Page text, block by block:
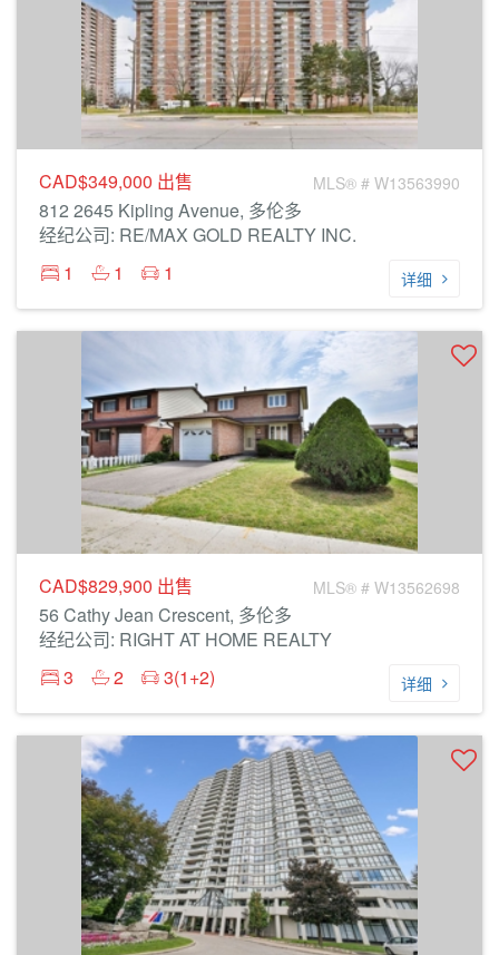
CAD$349,000 出售 MLS® # W13563990
812 2645 Kipling Avenue, 多伦多
经纪公司: RE/MAX GOLD REALTY INC.
1
1 1 详细
CAD$829,900 出售 MLS® # W13562698
56 Cathy Jean Crescent, 多伦多
经纪公司: RIGHT AT HOME REALTY
3
2 3(1+2) 详细